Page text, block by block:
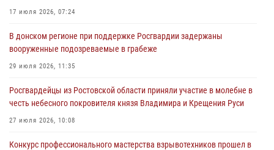
Конкурс профессионального мастерства взрывотехников прошел в
15 июля 2026, 06:39
17 июля 2026, 07:24
В донском регионе при поддержке Росгвардии задержаны
вооруженные подозреваемые в грабеже
29 июля 2026, 11:35
Росгвардейцы из Ростовской области приняли участие в молебне в
честь небесного покровителя князя Владимира и Крещения Руси
27 июля 2026, 10:08
Конкурс профессионального мастерства взрывотехников прошел в